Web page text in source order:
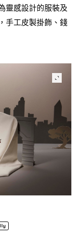
靈感設計的服裝及
， 手工皮製掛飾、錢